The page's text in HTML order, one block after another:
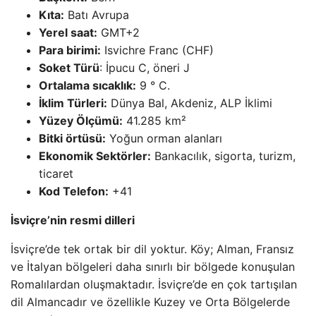
Kıta: Batı Avrupa
Yerel saat: GMT+2
Para birimi: Isvichre Franc (CHF)
Soket Türü: İpucu C, öneri J
Ortalama sıcaklık: 9 ° C.
İklim Türleri: Dünya Bal, Akdeniz, ALP İklimi
Yüzey Ölçümü: 41.285 km²
Bitki örtüsü: Yoğun orman alanları
Ekonomik Sektörler: Bankacılık, sigorta, turizm,
ticaret
Kod Telefon: +41
İsviçre’nin resmi dilleri
İsviçre’de tek ortak bir dil yoktur. Köy; Alman, Fransız
ve İtalyan bölgeleri daha sınırlı bir bölgede konuşulan
Romalılardan oluşmaktadır. İsviçre’de en çok tartışılan
dil Almancadır ve özellikle Kuzey ve Orta Bölgelerde